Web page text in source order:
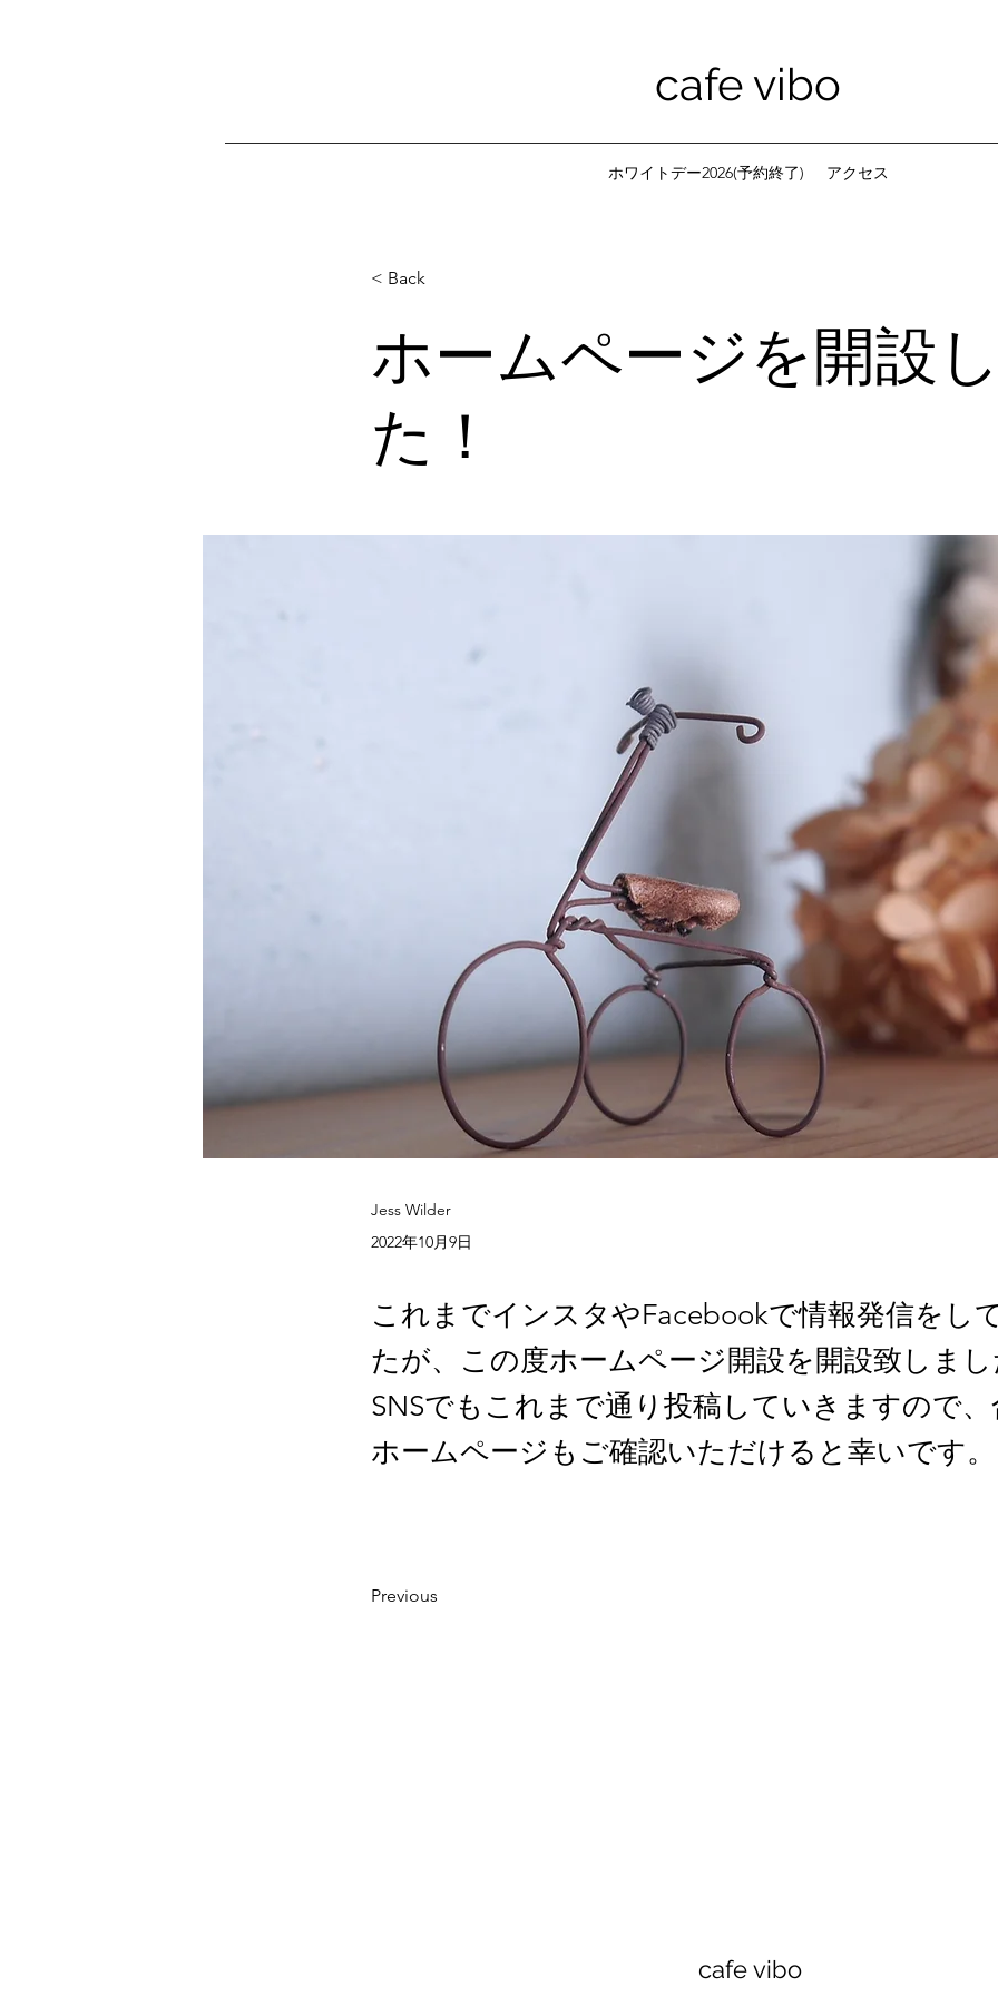
cafe vibo
ホワイトデー2026(予約終了) アクセス
< Back
ホームページを開設
た！
Jess Wilder
2022年10月9日
これまでインスタやFacebookで情報発信をし
たが、この度ホームページ開設を開設致しま
SNSでもこれまで通り投稿していきますので
ホームページもご確認いただけると幸いです。
Previous
cafe vibo